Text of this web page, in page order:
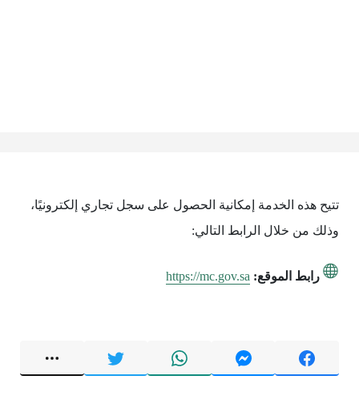
تتيح هذه الخدمة إمكانية الحصول على سجل تجاري إلكترونيًا،
وذلك من خلال الرابط التالي:
رابط الموقع: https://mc.gov.sa